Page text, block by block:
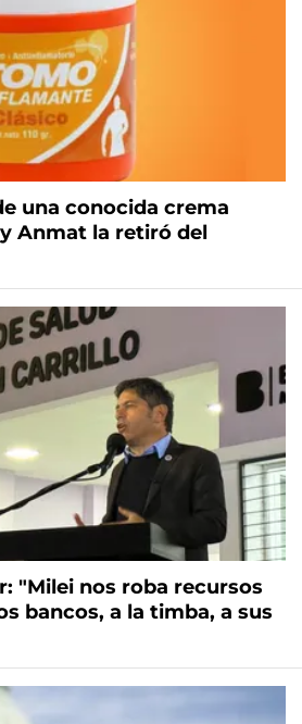
una conocida crema
Anmat la retiró del
"Milei nos roba recursos
bancos, a la timba, a sus